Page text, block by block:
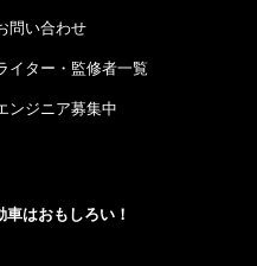
問い合わせ
イター・監修者一覧
ンジニア募集中
はおもしろい！